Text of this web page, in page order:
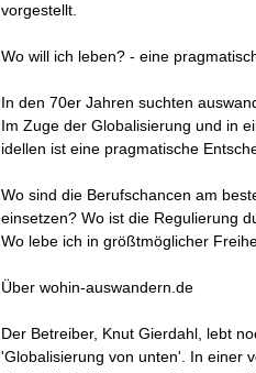
vorgestellt.
Wo will ich leben? - eine
In den 70er Jahren suchten
Im Zuge der Globalisierung und in
idellen ist eine pragmatische
Wo sind die Berufschancen am
einsetzen? Wo ist die Regulierung
Wo lebe ich in größtmöglicher
Über wohin-auswandern.de
Der Betreiber, Knut Gierdahl, lebt
'Globalisierung von unten'. In einer